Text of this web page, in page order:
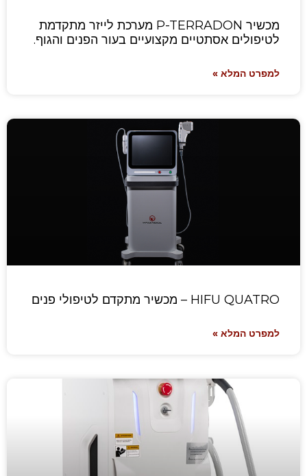
מכשיר P-TERRADON מערכת לייזר מתקדמת
לטיפולים אסתטיים מקצועיים בעור הפנים והגוף.
למפרט המלא »
HIFU QUATRO – מכשיר מתקדם לטיפולי פנים
למפרט המלא »